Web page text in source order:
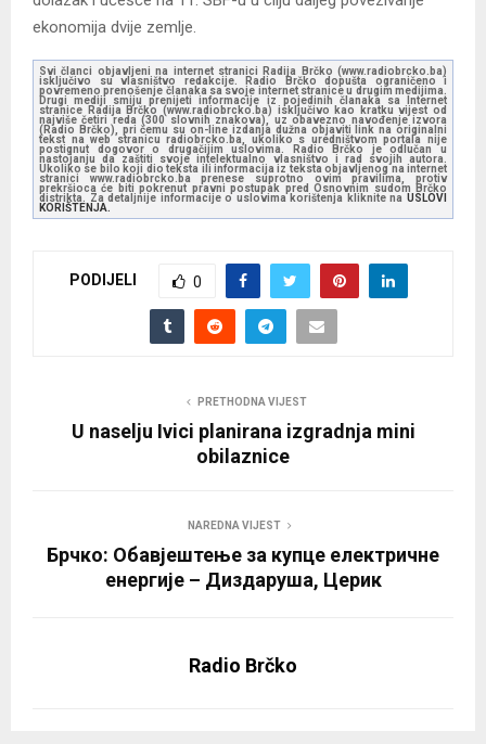
ekonomija dvije zemlje.
Svi članci objavljeni na internet stranici Radija Brčko (www.radiobrcko.ba)
isključivo su vlasništvo redakcije. Radio Brčko dopušta ograničeno i
povremeno prenošenje članaka sa svoje internet stranice u drugim medijima.
Drugi mediji smiju prenijeti informacije iz pojedinih članaka sa Internet
stranice Radija Brčko (www.radiobrcko.ba) isključivo kao kratku vijest od
najviše četiri reda (300 slovnih znakova), uz obavezno navođenje izvora
(Radio Brčko), pri čemu su on-line izdanja dužna objaviti link na originalni
tekst na web stranicu radiobrcko.ba, ukoliko s uredništvom portala nije
postignut dogovor o drugačijim uslovima. Radio Brčko je odlučan u
nastojanju da zaštiti svoje intelektualno vlasništvo i rad svojih autora.
Ukoliko se bilo koji dio teksta ili informacija iz teksta objavljenog na internet
stranici www.radiobrcko.ba prenese suprotno ovim pravilima, protiv
prekršioca će biti pokrenut pravni postupak pred Osnovnim sudom Brčko
distrikta. Za detaljnije informacije o uslovima korištenja kliknite na USLOVI
KORIŠTENJA.
PODIJELI 0
PRETHODNA VIJEST
U naselju Ivici planirana izgradnja mini
obilaznice
NAREDNA VIJEST
Брчко: Обавјештење за купце електричне
енергије – Диздаруша, Церик
Radio Brčko